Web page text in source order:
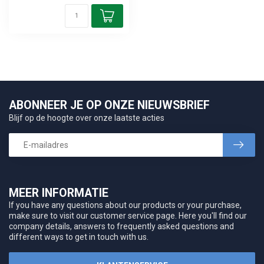
MEER INFORMATIE
If you have any questions about our products or your purchase,
make sure to visit our customer service page. Here you'll find our
company details, answers to frequently asked questions and
different ways to get in touch with us.
ABONNEER JE OP ONZE NIEUWSBRIEF
Blijf op de hoogte over onze laatste acties